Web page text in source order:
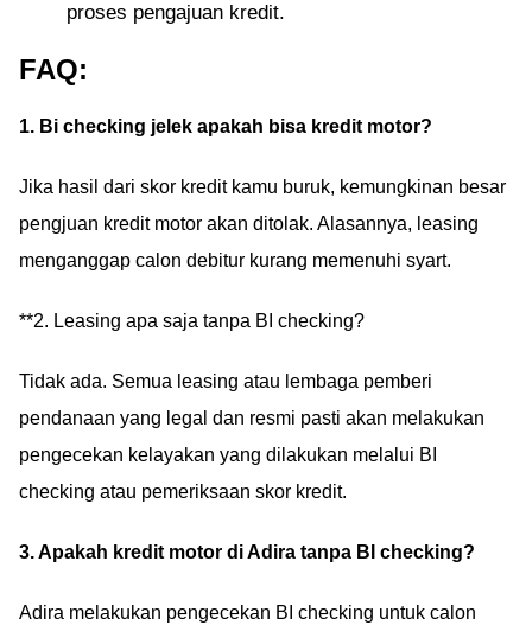
proses pengajuan kredit.
FAQ:
1. Bi checking jelek apakah bisa kredit motor?
Jika hasil dari skor kredit kamu buruk, kemungkinan besar
pengjuan kredit motor akan ditolak. Alasannya, leasing
menganggap calon debitur kurang memenuhi syart.
**2. Leasing apa saja tanpa BI checking?
Tidak ada. Semua leasing atau lembaga pemberi
pendanaan yang legal dan resmi pasti akan melakukan
pengecekan kelayakan yang dilakukan melalui BI
checking atau pemeriksaan skor kredit.
3. Apakah kredit motor di Adira tanpa BI checking?
Adira melakukan pengecekan BI checking untuk calon